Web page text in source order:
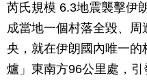
芮氏規模 6.3地震襲擊伊
成當地一個村落全毀、
央，就在伊朗國內唯一
爐」東南方96公里處，